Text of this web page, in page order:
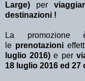
Large) per
destinazioni !
La
le prenotazioni
luglio 2016) e per
18 luglio 2016 ed 27